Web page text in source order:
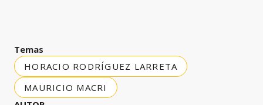
Temas
HORACIO RODRÍGUEZ LARRETA
MAURICIO MACRI